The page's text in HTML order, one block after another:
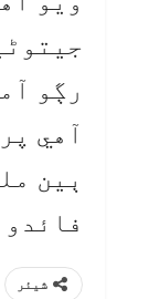
رڳو
آهي
ٻين
شیئر